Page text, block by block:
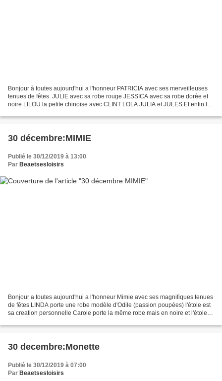
Bonjour à toutes aujourd'hui a l'honneur PATRICIA avec ses merveilleuses
tenues de fêtes. JULIE avec sa robe rouge JESSICA avec sa robe dorée et
noire LILOU la petite chinoise avec CLINT LOLA JULIA et JULES Et enfin la
30 décembre:MIMIE
Publié le 30/12/2019 à 13:00
Par Beaetsesloisirs
Bonjour a toutes aujourd'hui a l'honneur Mimie avec ses magnifiques tenues
de fêtes LINDA porte une robe modèle d'Odile (passion poupées) l'étole est
sa creation personnelle Carole porte la même robe mais en noire et l'étole
30 decembre:Monette
Publié le 30/12/2019 à 07:00
Par Beaetsesloisirs